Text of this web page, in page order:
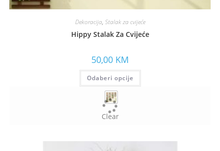
Dekoracija, Stalak za cvijeće
Hippy Stalak Za Cvijeće
50,00 KM
Odaberi opcije
Clear